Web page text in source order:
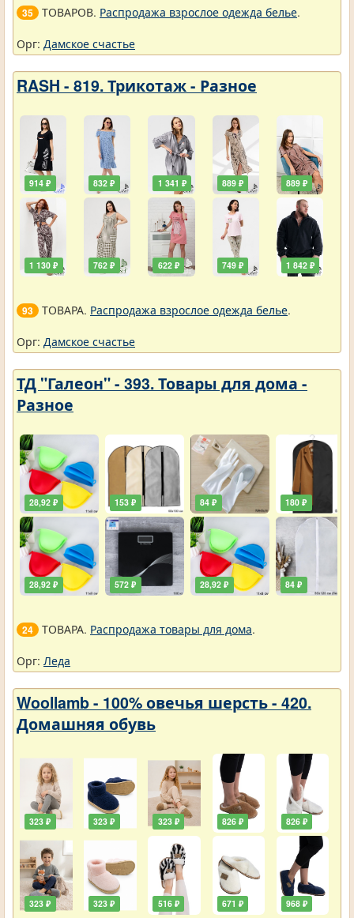
35 ТОВАРОВ. Распродажа взрослое одежда белье.
Орг: Дамское счастье
RASH - 819. Трикотаж - Разное
914 ₽
1 130 ₽
832 ₽
762 ₽
1 341 ₽
622 ₽
889 ₽
749 ₽
889 ₽
1 842 ₽
93 ТОВАРА. Распродажа взрослое одежда белье.
Орг: Дамское счастье
ТД "Галеон" - 393. Товары для дома -
Разное
28,92 ₽
28,92 ₽
153 ₽
572 ₽
84 ₽
28,92 ₽
180 ₽
84 ₽
24 ТОВАРА. Распродажа товары для дома.
Орг: Леда
Woollamb - 100% овечья шерсть - 420.
Домашняя обувь
323 ₽
323 ₽
323 ₽
323 ₽
323 ₽
516 ₽
826 ₽
671 ₽
826 ₽
968 ₽